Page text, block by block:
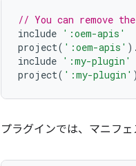
// You can remove
include ':oem-apis'
project( ':oem-apis' ).
include ':my-plugin'
project( ':my-plugin'
プラグインでは、マニフ